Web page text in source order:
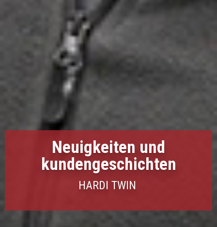
Neuigkeiten und
kundengeschichten
HARDI TWIN